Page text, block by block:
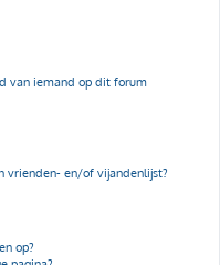
van iemand op dit forum
vrienden- en/of vijandenlijst?
op?